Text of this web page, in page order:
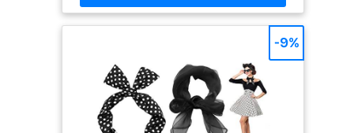
d'oreilles, un collier et un bandeau. Parfait pour
vintage pour les femmes lors de fêtes à thème.
Accessoires vintage polyvalents : les accessoires
des années 50 sélectionnés à la main combinent
des éléments rétro classiques avec un style
moderne. Parfait pour les robes vintage pour
femmes ou les looks tendance des années 60.
Pour toutes les fêtes et événements : que ce soit
-9%